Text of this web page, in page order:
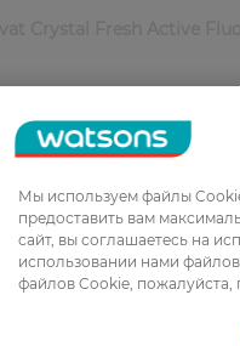
защиты.
Мы используем файлы
предоставить вам
сайт, вы соглашаетесь на
использовании нами
файлов Cookie, пожалуйста,